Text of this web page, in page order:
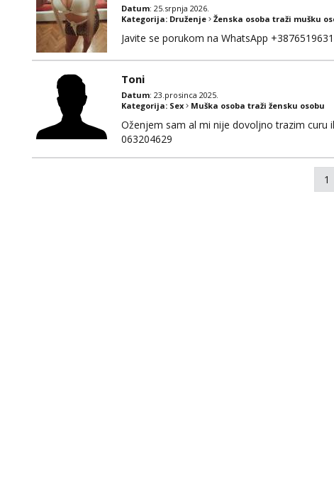
Datum: 25.srpnja 2026.
Kategorija: Druženje Ženska osoba traži mušku
Javite se porukom na WhatsApp
Toni
Datum: 23.prosinca 2025.
Kategorija: Sex Muška osoba traži žensku osobu
Oženjem sam al mi nije dovoljno trazim curu
063204629
1